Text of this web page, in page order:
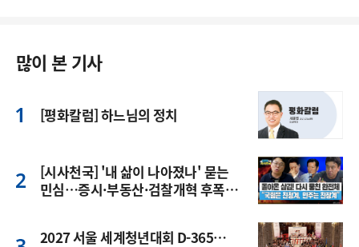
많이 본 기사
[평화칼럼] 하느님의 정치
[시사천국] '내 삶이 나아졌나' 묻는
민심…증시·부동산·검찰개혁 후폭
2027 서울 세계청년대회 D-365…